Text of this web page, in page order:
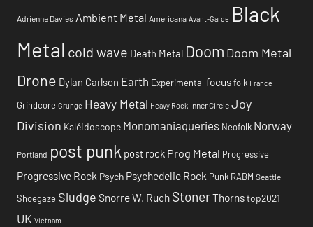
Adrienne Davies Ambient Metal Americana Avant-Garde Black
Metal cold wave Death Metal Doom Doom Metal
Drone Dylan Carlson Earth Experimental focusfolk France
Grindcore Grunge Heavy Metal Heavy Rock Inner Circle Joy
Division Kaléidoscope Monomaniaqueries Neofolk Norway
Portland post punk post rock Prog Metal Progressive
Progressive Rock Psych Psychedelic Rock Punk RABM Seattle
Shoegaze Sludge Snorre W. Ruch StonerThornstop2021
UK Vietnam